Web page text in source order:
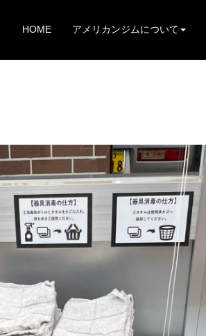
HOME アメリカンジムについて